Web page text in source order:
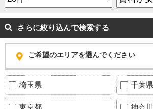
さらに絞り込んで検索する
ご希望のエリアを選んでください
埼玉県 千葉県